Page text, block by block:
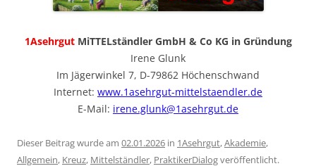
1AsehrgutMiTTELständler GmbH & Co KG in Gründung
Irene Glunk
Im Jägerwinkel 7, D-79862 Höchenschwand
Internet: www.1asehrgut-mittelstaendler.de
E-Mail: irene.glunk@1asehrgut.de
Dieser Beitrag wurde am 02.01.2026 in 1Asehrgut,Akademie,
Allgemein, Kreuz, Mittelständler, PraktikerDialogveröffentlicht.